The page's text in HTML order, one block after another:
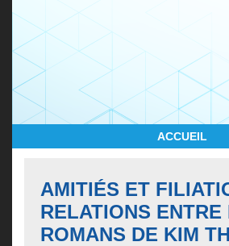
ACCUEIL
AMITIÉS ET
RELATIONS
ROMANS DE KIM